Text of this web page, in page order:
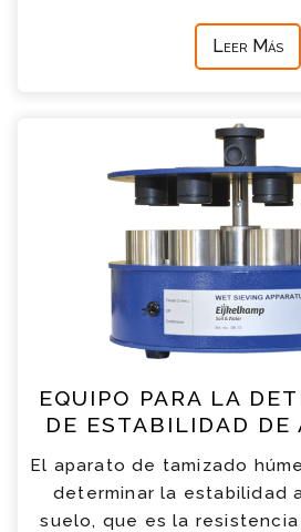
Leer Más
EQUIPO PARA LA
DE ESTABILIDAD DE
El aparato de tamizado
determinar la estabilidad
suelo, que es la